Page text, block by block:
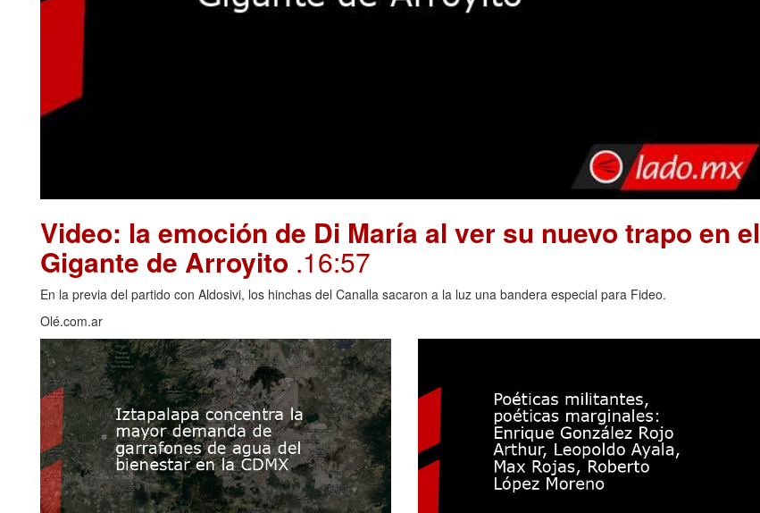
Video: la emoción de Di María al ver su nuevo trapo en el
Gigante de Arroyito .16:57
En la previa del partido con Aldosivi, los hinchas del Canalla sacaron a la luz una bandera especial para Fideo.
Olé.com.ar